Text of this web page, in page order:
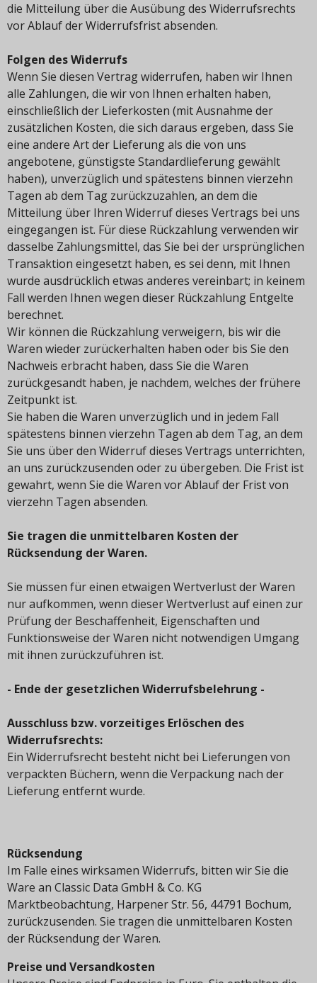
die Mitteilung über die Ausübung des Widerrufsrechts
vor Ablauf der Widerrufsfrist absenden.
Folgen des Widerrufs
Wenn Sie diesen Vertrag widerrufen, haben wir Ihnen
alle Zahlungen, die wir von Ihnen erhalten haben,
einschließlich der Lieferkosten (mit Ausnahme der
zusätzlichen Kosten, die sich daraus ergeben, dass Sie
eine andere Art der Lieferung als die von uns
angebotene, günstigste Standardlieferung gewählt
haben), unverzüglich und spätestens binnen vierzehn
Tagen ab dem Tag zurückzuzahlen, an dem die
Mitteilung über Ihren Widerruf dieses Vertrags bei uns
eingegangen ist. Für diese Rückzahlung verwenden wir
dasselbe Zahlungsmittel, das Sie bei der ursprünglichen
Transaktion eingesetzt haben, es sei denn, mit Ihnen
wurde ausdrücklich etwas anderes vereinbart; in keinem
Fall werden Ihnen wegen dieser Rückzahlung Entgelte
berechnet.
Wir können die Rückzahlung verweigern, bis wir die
Waren wieder zurückerhalten haben oder bis Sie den
Nachweis erbracht haben, dass Sie die Waren
zurückgesandt haben, je nachdem, welches der frühere
Zeitpunkt ist.
Sie haben die Waren unverzüglich und in jedem Fall
spätestens binnen vierzehn Tagen ab dem Tag, an dem
Sie uns über den Widerruf dieses Vertrags unterrichten,
an uns zurückzusenden oder zu übergeben. Die Frist ist
gewahrt, wenn Sie die Waren vor Ablauf der Frist von
vierzehn Tagen absenden.
Sie tragen die unmittelbaren Kosten der
Rücksendung der Waren.
Sie müssen für einen etwaigen Wertverlust der Waren
nur aufkommen, wenn dieser Wertverlust auf einen zur
Prüfung der Beschaffenheit, Eigenschaften und
Funktionsweise der Waren nicht notwendigen Umgang
mit ihnen zurückzuführen ist.
- Ende der gesetzlichen Widerrufsbelehrung -
Ausschluss bzw. vorzeitiges Erlöschen des
Widerrufsrechts:
Ein Widerrufsrecht besteht nicht bei Lieferungen von
verpackten Büchern, wenn die Verpackung nach der
Lieferung entfernt wurde.
Rücksendung
Im Falle eines wirksamen Widerrufs, bitten wir Sie die
Ware an Classic Data GmbH & Co. KG
Marktbeobachtung, Harpener Str. 56, 44791 Bochum,
zurückzusenden. Sie tragen die unmittelbaren Kosten
der Rücksendung der Waren.
Preise und Versandkosten